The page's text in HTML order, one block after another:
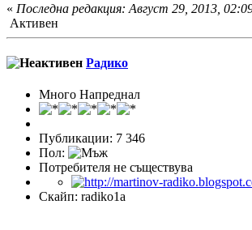
« Последна редакция: Август 29, 2013,
Активен
Радико
Много Напреднал
Публикации: 7 346
Пол:
Потребителя не съществува
Скайп: radiko1a